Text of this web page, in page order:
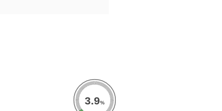
3.9%